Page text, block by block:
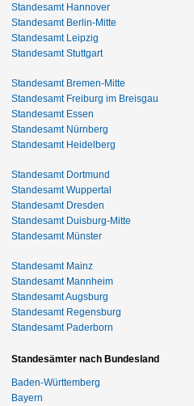
Standesamt Hannover
Standesamt Berlin-Mitte
Standesamt Leipzig
Standesamt Stuttgart
Standesamt Bremen-Mitte
Standesamt Freiburg im Breisgau
Standesamt Essen
Standesamt Nürnberg
Standesamt Heidelberg
Standesamt Dortmund
Standesamt Wuppertal
Standesamt Dresden
Standesamt Duisburg-Mitte
Standesamt Münster
Standesamt Mainz
Standesamt Mannheim
Standesamt Augsburg
Standesamt Regensburg
Standesamt Paderborn
Standesämter nach Bundesland
Baden-Württemberg
Bayern